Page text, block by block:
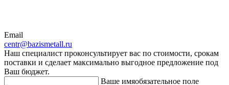
Email
centr@bazismetall.ru
Наш специалист проконсультирует вас по стоимости, срокам
поставки и сделает максимально выгодное предложение под
Ваш бюджет.
Ваше имяобязательное поле